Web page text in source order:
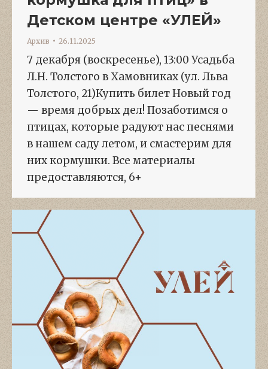
Детском центре «УЛЕЙ»
Архив 26.11.2025
7 декабря (воскресенье), 13:00 Усадьба
Л.Н. Толстого в Хамовниках (ул. Льва
Толстого, 21)Купить билет Новый год
— время добрых дел! Позаботимся о
птицах, которые радуют нас песнями
в нашем саду летом, и смастерим для
них кормушки. Все материалы
предоставляются, 6+